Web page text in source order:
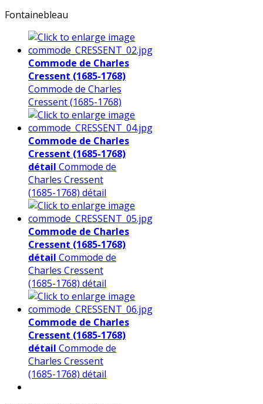
Fontainebleau
Commode de Charles
Cressent (1685-1768)
Commode de Charles
Cressent (1685-1768)
Commode de Charles
Cressent (1685-1768)
détail Commode de
Charles Cressent
(1685-1768) détail
Commode de Charles
Cressent (1685-1768)
détail Commode de
Charles Cressent
(1685-1768) détail
Commode de Charles
Cressent (1685-1768)
détail Commode de
Charles Cressent
(1685-1768) détail